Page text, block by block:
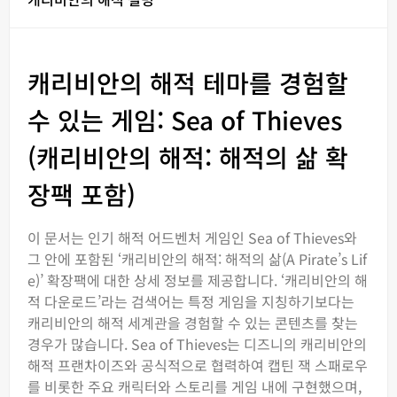
캐리비안의 해적 테마를 경험할
수 있는 게임: Sea of Thieves
(캐리비안의 해적: 해적의 삶 확
장팩 포함)
이 문서는 인기 해적 어드벤처 게임인 Sea of Thieves와
그 안에 포함된 ‘캐리비안의 해적: 해적의 삶(A Pirate’s Lif
e)’ 확장팩에 대한 상세 정보를 제공합니다. ‘캐리비안의 해
적 다운로드’라는 검색어는 특정 게임을 지칭하기보다는
캐리비안의 해적 세계관을 경험할 수 있는 콘텐츠를 찾는
경우가 많습니다. Sea of Thieves는 디즈니의 캐리비안의
해적 프랜차이즈와 공식적으로 협력하여 캡틴 잭 스패로우
를 비롯한 주요 캐릭터와 스토리를 게임 내에 구현했으며,